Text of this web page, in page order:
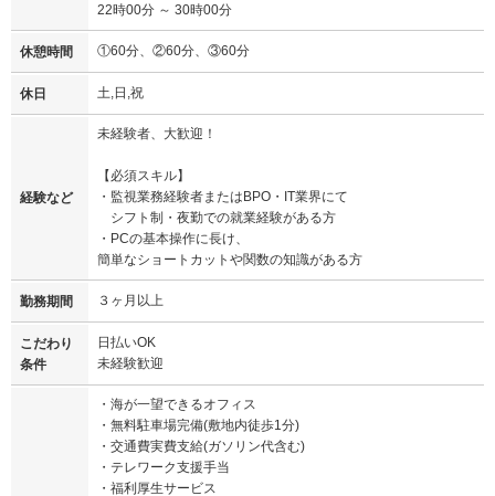
22時00分 ～ 30時00分
休憩時間 ①60分、②60分、③60分
休日 土,日,祝
経験など
未経験者、大歓迎！
【必須スキル】
・監視業務経験者またはBPO・IT業界にて
シフト制・夜勤での就業経験がある方
・PCの基本操作に長け、
簡単なショートカットや関数の知識がある方
勤務期間 ３ヶ月以上
こだわり
条件
日払いOK
未経験歓迎
・海が一望できるオフィス
・無料駐車場完備(敷地内徒歩1分)
・交通費実費支給(ガソリン代含む)
・テレワーク支援手当
・福利厚生サービス